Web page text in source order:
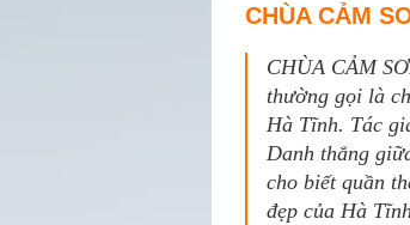
CHÙA CẢM
CHÙA CẢM
thường gọi là
Hà Tĩnh. Tác
Danh thắng
cho biết quần
đẹp của Hà